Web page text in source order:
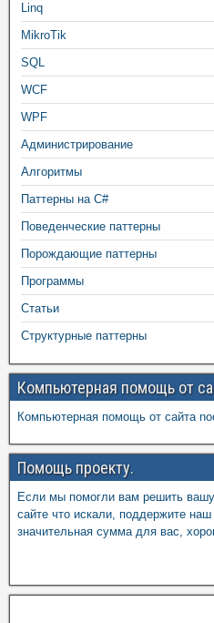
Linq
MikroTik
SQL
WCF
WPF
Администрирование
Алгоритмы
Паттерны на C#
Поведенческие паттерны
Порождающие паттерны
Программы
Статьи
Структурные паттерны
Компьютерная помощь от
Компьютерная помощь от сайта
Помощь проекту.
Если мы помогли вам решить
сайте что искали, поддержите
значительная сумма для вас,